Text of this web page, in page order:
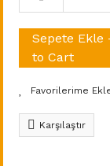
Sepete Ekle
to Cart
Karşılaştır